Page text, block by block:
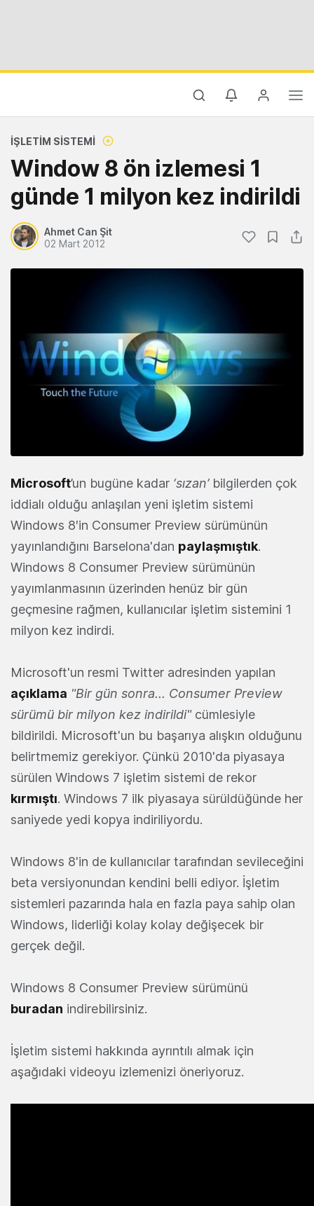
İŞLETIM SISTEMI
Window 8 ön izlemesi 1
günde 1 milyon kez indirildi
Ahmet Can Şit
02 Mart 2012
Microsoft’un bugüne kadar ‘sızan’bilgilerden çok
iddialı olduğu anlaşılan yeni işletim sistemi
Windows 8′in Consumer Preview sürümünün
yayınlandığını Barselona'dan paylaşmıştık.
Windows 8 Consumer Preview sürümünün
yayımlanmasının üzerinden henüz bir gün
geçmesine rağmen, kullanıcılar işletim sistemini 1
milyon kez indirdi.
Microsoft'un resmi Twitter adresinden yapılan
açıklama "Bir gün sonra... Consumer Preview
sürümü bir milyon kez indirildi"cümlesiyle
bildirildi. Microsoft'un bu başarıya alışkın olduğunu
belirtmemiz gerekiyor. Çünkü 2010'da piyasaya
sürülen Windows 7 işletim sistemi de rekor
kırmıştı. Windows 7 ilk piyasaya sürüldüğünde her
saniyede yedi kopya indiriliyordu.
Windows 8'in de kullanıcılar tarafından sevileceğini
beta versiyonundan kendini belli ediyor. İşletim
sistemleri pazarında hala en fazla paya sahip olan
Windows, liderliği kolay kolay değişecek bir
gerçek değil.
Windows 8 Consumer Preview sürümünü
buradan indirebilirsiniz.
İşletim sistemi hakkında ayrıntılı almak için
aşağıdaki videoyu izlemenizi öneriyoruz.